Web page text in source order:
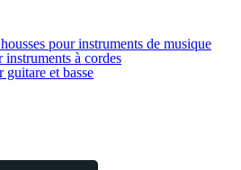
pour instruments de musique
instruments à cordes
guitare et basse